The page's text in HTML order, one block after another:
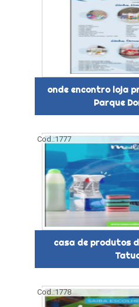
onde encontro loja
Parque
Cod.:1777
casa de produtos
Cod.:1778